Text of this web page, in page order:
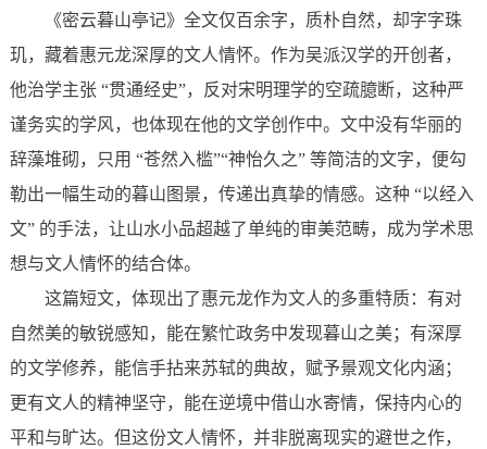
《密云暮山亭记》全文仅百余字，质朴自然，却字字珠
玑，藏着惠元龙深厚的文人情怀。作为吴派汉学的开创者，
他治学主张 “贯通经史”，反对宋明理学的空疏臆断，这种严
谨务实的学风，也体现在他的文学创作中。文中没有华丽的
辞藻堆砌，只用 “苍然入槛”“神怡久之” 等简洁的文字，便勾
勒出一幅生动的暮山图景，传递出真挚的情感。这种 “以经入
文” 的手法，让山水小品超越了单纯的审美范畴，成为学术思
想与文人情怀的结合体。
这篇短文，体现出了惠元龙作为文人的多重特质：有对
自然美的敏锐感知，能在繁忙政务中发现暮山之美；有深厚
的文学修养，能信手拈来苏轼的典故，赋予景观文化内涵；
更有文人的精神坚守，能在逆境中借山水寄情，保持内心的
平和与旷达。但这份文人情怀，并非脱离现实的避世之作，